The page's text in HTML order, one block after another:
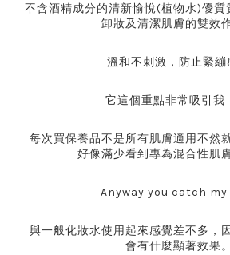
不含酒精成分的清新愉悅(植物水)優質
卸妝及清潔肌膚的雙效
溫和不刺激，防止緊繃
它這個重點非常吸引我
每次買保養品不是所有肌膚適用不然
好像滿少看到專為混合性肌
Anyway you catch my
與一般化妝水使用起來感覺差不多，
會有什麼顯著效果。